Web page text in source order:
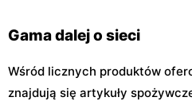
Gama dalej o sieci
Wśród licznych produktów
znajdują się artykuły